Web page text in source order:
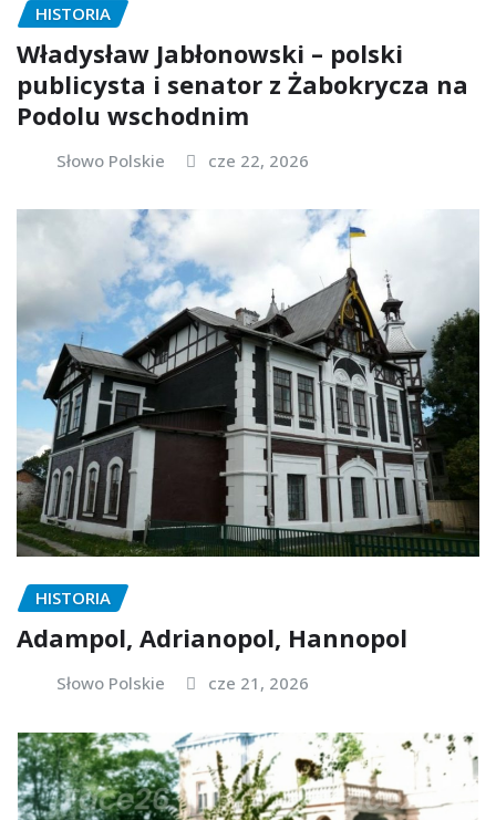
HISTORIA
Władysław Jabłonowski – polski
publicysta i senator z Żabokrycza na
Podolu wschodnim
Słowo Polskie cze 22, 2026
HISTORIA
Adampol, Adrianopol, Hannopol
Słowo Polskie cze 21, 2026